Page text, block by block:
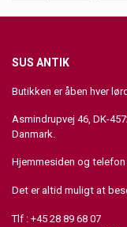
SUS ANTIK
Butikken er åben hver
Asmindrupvej 46, DK-
Danmark.
Hjemmesiden og telefon
Det er altid muligt at
Tlf : +45 28 89 68 07